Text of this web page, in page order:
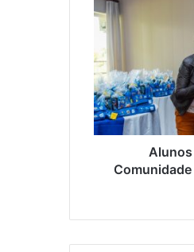
Alunos